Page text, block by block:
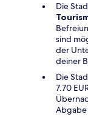
Die
sind
der
deiner
Die
7.70